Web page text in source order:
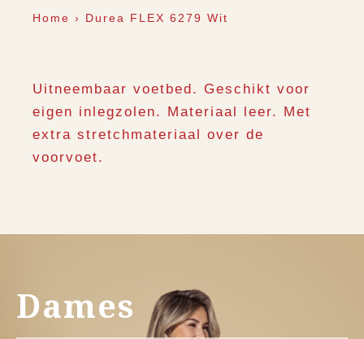
Home › Durea FLEX 6279 Wit
Uitneembaar voetbed. Geschikt voor
eigen inlegzolen. Materiaal leer. Met
extra stretchmateriaal over de
voorvoet.
Dames